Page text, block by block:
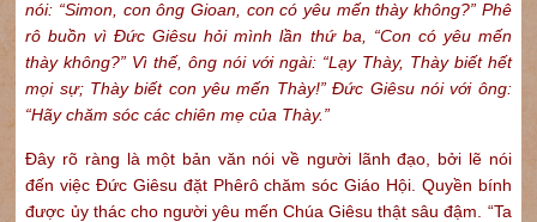
nói: “Simon, con ông Gioan, con có yêu mến thày không?” Phê
rô buồn vì Đức Giêsu hỏi mình lần thứ ba, “Con có yêu mến
thày không?” Vì thế, ông nói với ngài: “Lạy Thày, Thày biết hết
mọi sự; Thày biết con yêu mến Thày!” Đức Giêsu nói với ông:
“Hãy chăm sóc các chiên mẹ của Thày.”
Đây rõ ràng là một bản văn nói về người lãnh đạo, bởi lẽ nói
đến việc Đức Giêsu đặt Phêrô chăm sóc Giáo Hội. Quyền bính
được ủy thác cho người yêu mến Chúa Giêsu thật sâu đậm. “Ta